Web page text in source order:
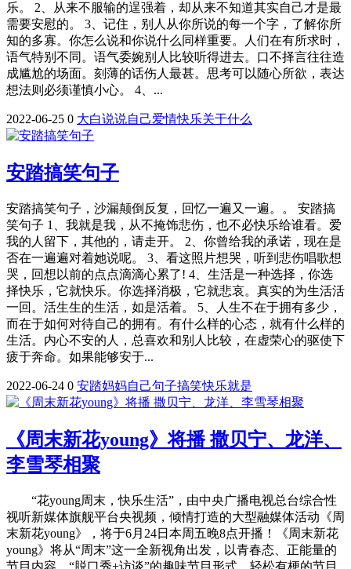
乐。 2、从来不服输的逞强着，却从来不知道其实自己才是最
需要安慰的。 3、记住，别人从你所说的每一个字，了解你所
知的多寡。你怎么说和你说什么同样重要。人们在有所求时，
语气特别不同。语气委婉别人比较听得进去。口不择言往往造
成尴尬的场面。刻薄的话伤人最甚。思考可以随心所欲，表达
想法则必须谨慎小心。 4、...
2022-06-25 0 大白说说自己爱情快乐关于什么
安踏搞笑句子
安踏搞笑句子，沙漏颠倒反复，回忆一遍又一遍。。 安踏搞
笑句子 1、我就是我，从不掩饰悲伤，也不必快乐给谁看。爱
我的人留下，其他的，请走开。 2、你曾给我的承诺，现在是
否在一遍遍对着她说呢。 3、看这照片想哭，听到悲伤唱歌想
哭，回想以前的点点滴滴心累了! 4、生活是一种选择，你选
择快乐，它就快乐。你选择消极，它就悲哀。真实的为生活活
一回。活生生的生活，如是活着。 5、人生不在于拥有多少，
而在于如何对待自己的拥有。有什么样的心态，就有什么样的
生活。内心不安的人，总喜欢和别人比较，在虚荣心的驱使下
疲于奔命。如果能够安于...
2022-06-24 0 安踏妈妈自己句子搞笑快乐就是
《周末新花young》将播 撒贝宁、龙洋、
李雪琴相聚
“花young周末，快乐生活”，由中央广播电视总台综合性
视听新媒体旗舰平台央视频，倾情打造的大型融媒体活动《周
末新花young》，将于6月24日本周五晚8点开播！《周末新花
young》将从“周末”这一全新视角出发，以青春态、正能量的
节目内容、“脱口秀+访谈”的趣味节目形式、轻松有梗的节目